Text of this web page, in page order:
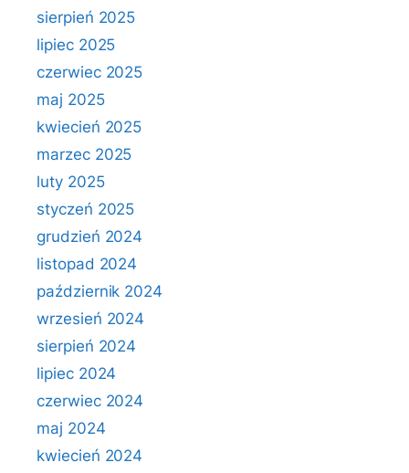
sierpień 2025
lipiec 2025
czerwiec 2025
maj 2025
kwiecień 2025
marzec 2025
luty 2025
styczeń 2025
grudzień 2024
listopad 2024
październik 2024
wrzesień 2024
sierpień 2024
lipiec 2024
czerwiec 2024
maj 2024
kwiecień 2024